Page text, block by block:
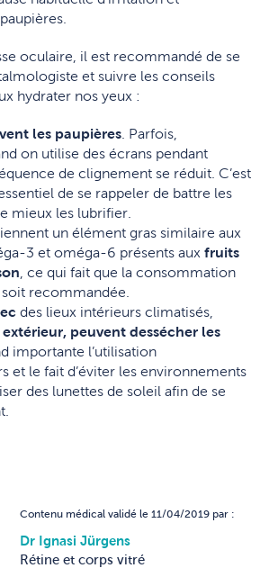
oculaire, il est recommandé de se
et suivre les conseils
hydrater nos yeux :
les paupières . Parfois,
on utilise des écrans pendant
de clignement se réduit. C’est
de se rappeler de battre les
mieux les lubrifier.
un élément gras similaire aux
3 et oméga-6 présents aux fruits
, ce qui fait que la consommation
recommandée.
des lieux intérieurs climatisés,
peuvent dessécher les
importante l’utilisation
et le fait d’éviter les environnements
des lunettes de soleil afin de se
Contenu médical validé le 11/04/2019 par :
Dr Ignasi Jürgens
Rétine et corps vitré